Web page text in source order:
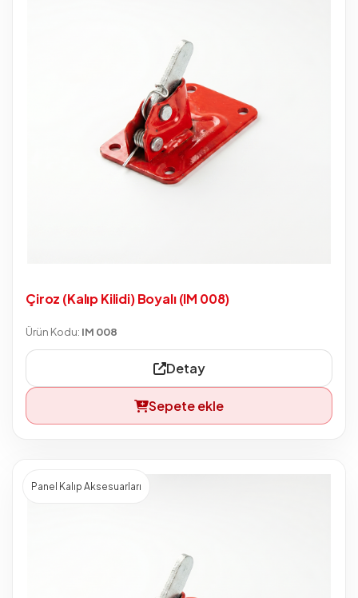
Çiroz (Kalıp Kilidi) Boyalı (IM 008)
Ürün Kodu: IM 008
Detay
Sepete ekle
Panel Kalıp Aksesuarları